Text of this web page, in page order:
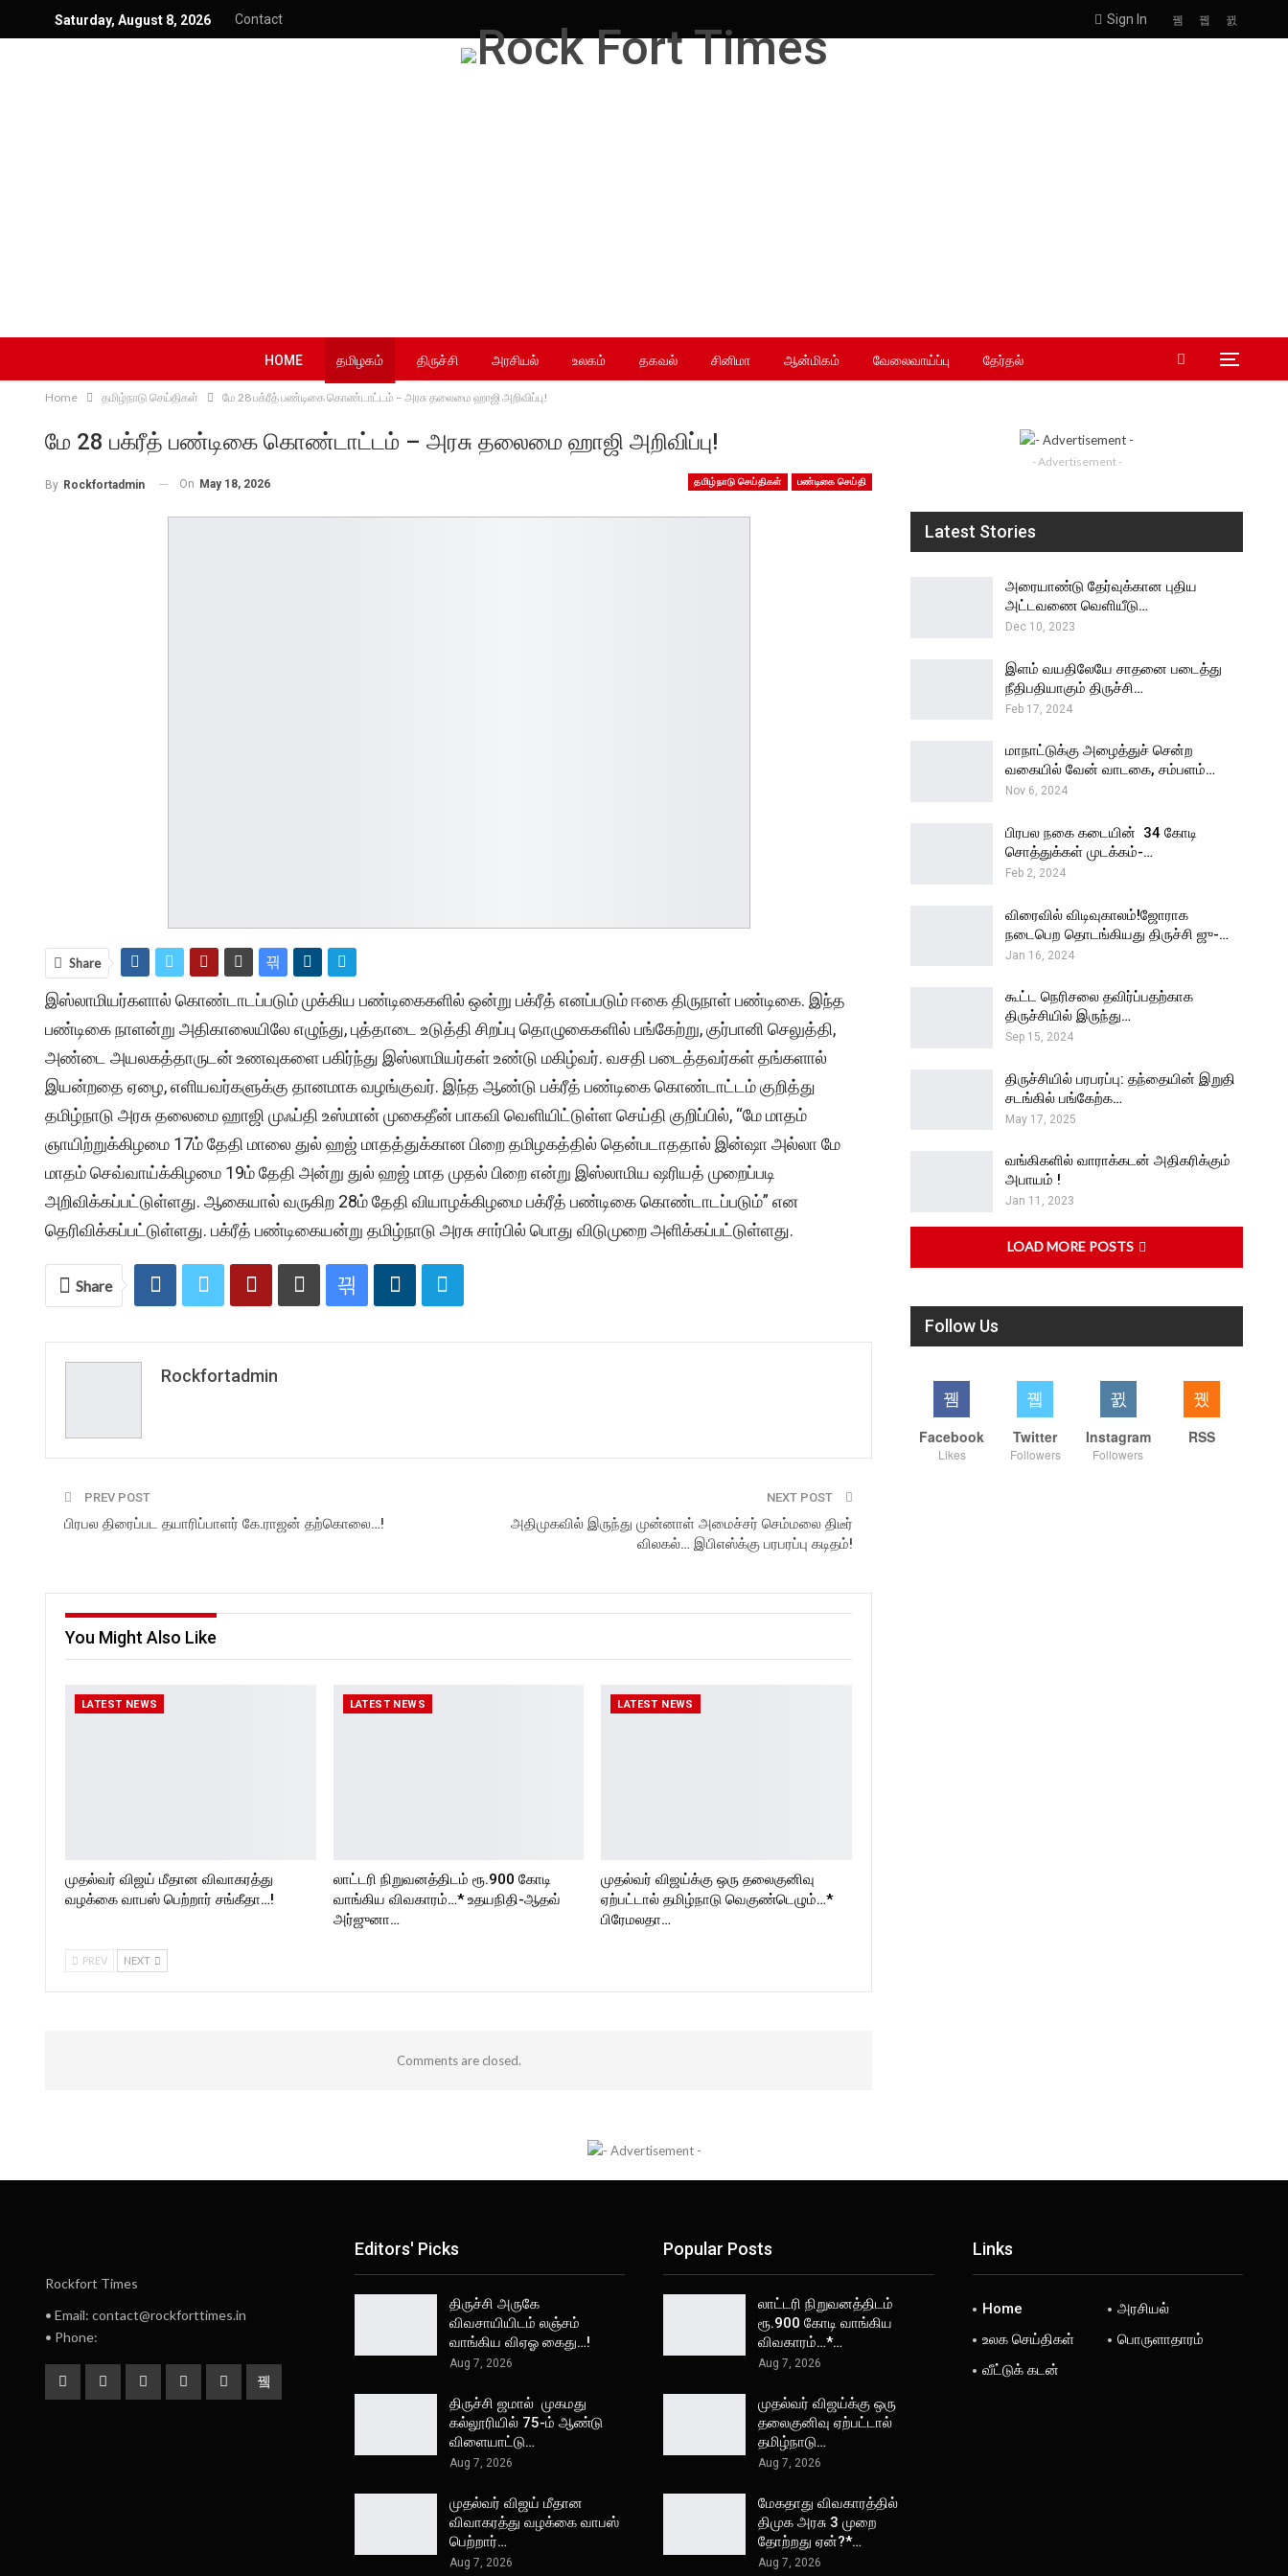
Sign In
Saturday, August 8, 2026 Contact
HOME தமிழகம் திருச்சி அரசியல் உலகம் தகவல் சினிமா ஆன்மிகம் வேலைவாய்ப்பு தேர்தல்
Home தமிழ்நாடு செய்திகள் மே 28 பக்ரீத் பண்டிகை கொண்டாட்டம் – அரசு தலைமை ஹாஜி அறிவிப்பு!
மே 28 பக்ரீத் பண்டிகை கொண்டாட்டம் – அரசு தலைமை ஹாஜி அறிவிப்பு!
தமிழ்நாடு செய்திகள் பண்டிகை செய்தி
By Rockfortadmin On May 18, 2026
Share
இஸ்லாமியர்களால் கொண்டாடப்படும் முக்கிய பண்டிகைகளில் ஒன்று பக்ரீத் எனப்படும் ஈகை திருநாள் பண்டிகை. இந்த
பண்டிகை நாளன்று அதிகாலையிலே எழுந்து, புத்தாடை உடுத்தி சிறப்பு தொழுகைகளில் பங்கேற்று, குர்பானி செலுத்தி,
அண்டை அயலகத்தாருடன் உணவுகளை பகிர்ந்து இஸ்லாமியர்கள் உண்டு மகிழ்வர். வசதி படைத்தவர்கள் தங்களால்
இயன்றதை ஏழை, எளியவர்களுக்கு தானமாக வழங்குவர். இந்த ஆண்டு பக்ரீத் பண்டிகை கொண்டாட்டம் குறித்து
தமிழ்நாடு அரசு தலைமை ஹாஜி முஃப்தி உஸ்மான் முகைதீன் பாகவி வெளியிட்டுள்ள செய்தி குறிப்பில், “மே மாதம்
ஞாயிற்றுக்கிழமை 17ம் தேதி மாலை துல் ஹஜ் மாதத்துக்கான பிறை தமிழகத்தில் தென்படாததால் இன்ஷா அல்லா மே
மாதம் செவ்வாய்க்கிழமை 19ம் தேதி அன்று துல் ஹஜ் மாத முதல் பிறை என்று இஸ்லாமிய ஷரியத் முறைப்படி
அறிவிக்கப்பட்டுள்ளது. ஆகையால் வருகிற 28ம் தேதி வியாழக்கிழமை பக்ரீத் பண்டிகை கொண்டாடப்படும்” என
தெரிவிக்கப்பட்டுள்ளது. பக்ரீத் பண்டிகையன்று தமிழ்நாடு அரசு சார்பில் பொது விடுமுறை அளிக்கப்பட்டுள்ளது.
Share
Rockfortadmin
PREV POST
பிரபல திரைப்பட தயாரிப்பாளர் கே.ராஜன் தற்கொலை…!
NEXT POST
அதிமுகவில் இருந்து முன்னாள் அமைச்சர் செம்மலை திடீர்
விலகல்… இபிஎஸ்க்கு பரபரப்பு கடிதம்!
You Might Also Like
LATEST NEWS
முதல்வர் விஜய் மீதான விவாகரத்து
வழக்கை வாபஸ் பெற்றார் சங்கீதா…!
LATEST NEWS
லாட்டரி நிறுவனத்திடம் ரூ.900 கோடி
வாங்கிய விவகாரம்…* உதயநிதி-ஆதவ்
அர்ஜுனா…
LATEST NEWS
முதல்வர் விஜய்க்கு ஒரு தலைகுனிவு
ஏற்பட்டால் தமிழ்நாடு வெகுண்டெழும்…*
பிரேமலதா…
PREV NEXT
Comments are closed.
- Advertisement -
Latest Stories
அரையாண்டு தேர்வுக்கான புதிய
அட்டவணை வெளியீடு…
Dec 10, 2023
இளம் வயதிலேயே சாதனை படைத்து
நீதிபதியாகும் திருச்சி…
Feb 17, 2024
மாநாட்டுக்கு அழைத்துச் சென்ற
வகையில் வேன் வாடகை, சம்பளம்…
Nov 6, 2024
பிரபல நகை கடையின் ₹ 34 கோடி
சொத்துக்கள் முடக்கம்-…
Feb 2, 2024
விரைவில் விடிவுகாலம்!ஜோராக
நடைபெற தொடங்கியது திருச்சி ஜு-…
Jan 16, 2024
கூட்ட நெரிசலை தவிர்ப்பதற்காக
திருச்சியில் இருந்து…
Sep 15, 2024
திருச்சியில் பரபரப்பு: தந்தையின் இறுதி
சடங்கில் பங்கேற்க…
May 17, 2025
வங்கிகளில் வாராக்கடன் அதிகரிக்கும்
அபாயம் !
Jan 11, 2023
LOAD MORE POSTS
Follow Us
Facebook
Likes
Twitter
Followers
Instagram
Followers
RSS
Rockfort Times
• Email: contact@rockforttimes.in
• Phone:
Editors' Picks
திருச்சி அருகே
விவசாயியிடம் லஞ்சம்
வாங்கிய விஏஓ கைது…!
Aug 7, 2026
திருச்சி ஜமால் முகமது
கல்லூரியில் 75-ம் ஆண்டு
விளையாட்டு…
Aug 7, 2026
முதல்வர் விஜய் மீதான
விவாகரத்து வழக்கை வாபஸ்
பெற்றார்…
Aug 7, 2026
Popular Posts
லாட்டரி நிறுவனத்திடம்
ரூ.900 கோடி வாங்கிய
விவகாரம்…*…
Aug 7, 2026
முதல்வர் விஜய்க்கு ஒரு
தலைகுனிவு ஏற்பட்டால்
தமிழ்நாடு…
Aug 7, 2026
மேகதாது விவகாரத்தில்
திமுக அரசு 3 முறை
தோற்றது ஏன்?*…
Aug 7, 2026
Links
Home
அரசியல்
உலக செய்திகள்
பொருளாதாரம்
வீட்டுக் கடன்